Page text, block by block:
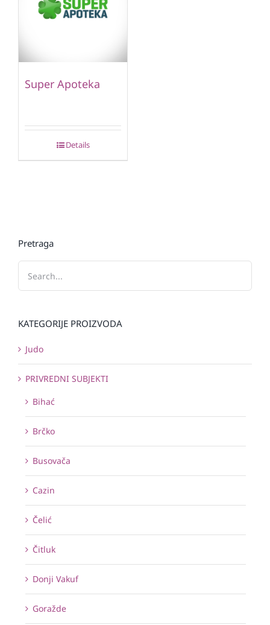
Super Apoteka
Details
Pretraga
KATEGORIJE PROIZVODA
Judo
PRIVREDNI SUBJEKTI
Bihać
Brčko
Busovača
Cazin
Čelić
Čitluk
Donji Vakuf
Goražde